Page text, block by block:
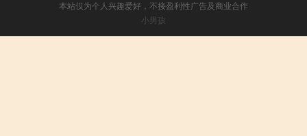
本站仅为个人兴趣爱好，不接盈利性广告及商业合作
小男孩